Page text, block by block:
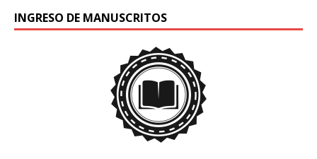
INGRESO DE MANUSCRITOS